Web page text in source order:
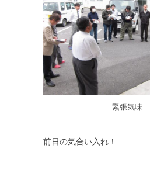
緊張気味…
前日の気合い入れ！